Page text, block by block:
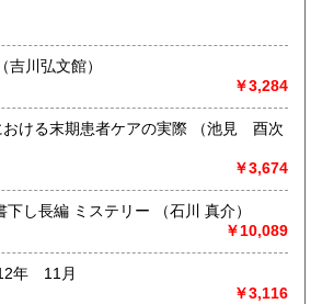
、社会科学、自然科学、美術工芸、国
古典籍、近代文献、趣味、外国書、サブ
（その他）
古事類苑 禮式部 2 （吉川弘文館）
￥3,284
末期患者ケアの実際 （池見 酉次
￥3,674
金沢能登殺人周遊 書下し長編 ミステリー （石川 真介）
￥10,089
年 11月
￥3,116